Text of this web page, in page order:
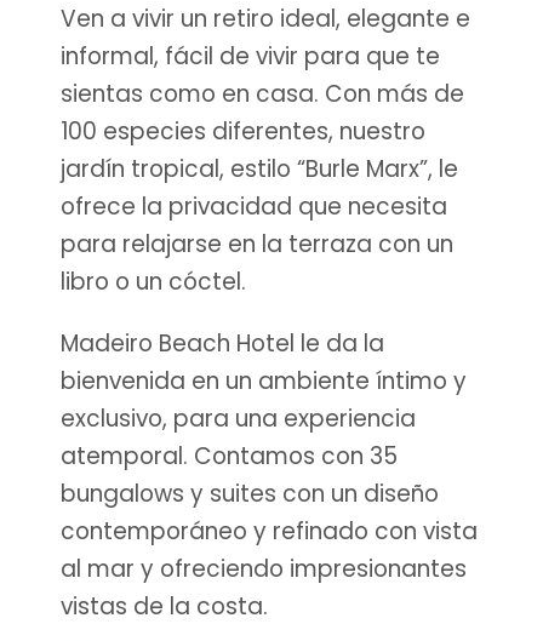
Ven a vivir un retiro ideal, elegante e
informal, fácil de vivir para que te
sientas como en casa. Con más de
100 especies diferentes, nuestro
jardín tropical, estilo “Burle Marx”, le
ofrece la privacidad que necesita
para relajarse en la terraza con un
libro o un cóctel.
Madeiro Beach Hotel le da la
bienvenida en un ambiente íntimo y
exclusivo, para una experiencia
atemporal. Contamos con 35
bungalows y suites con un diseño
contemporáneo y refinado con vista
al mar y ofreciendo impresionantes
vistas de la costa.